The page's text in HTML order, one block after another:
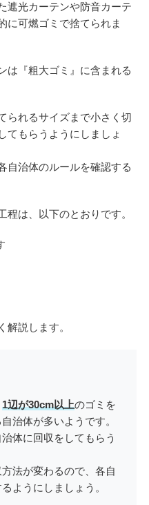
遮光カーテンや防音カーテ
に可燃ゴミで捨てられま
は『粗大ゴミ』に含まれる
られるサイズまで小さく切
てもらうようにしましょ
自治体のルールを確認する
程は、以下のとおりです。
解説します。
1辺が30cm以上のゴミを
治体が多いようです。
体に回収をしてもらう
法が変わるので、各自
ようにしましょう。